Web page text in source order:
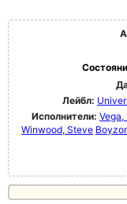
Лейбл:
Исполнители: Vega,
Winwood, Steve